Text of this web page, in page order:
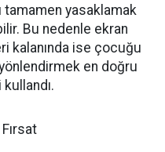
tamamen yasaklamak
Bu nedenle ekran
kalanında ise çocuğu
en doğru